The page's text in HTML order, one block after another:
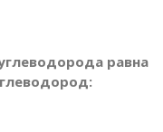
равна